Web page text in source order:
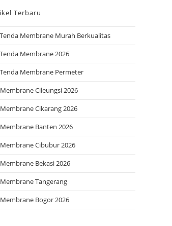
Terbaru
Membrane Murah Berkualitas
Membrane 2026
Membrane Permeter
Cileungsi 2026
Cikarang 2026
Banten 2026
Cibubur 2026
Bekasi 2026
Tangerang
Bogor 2026